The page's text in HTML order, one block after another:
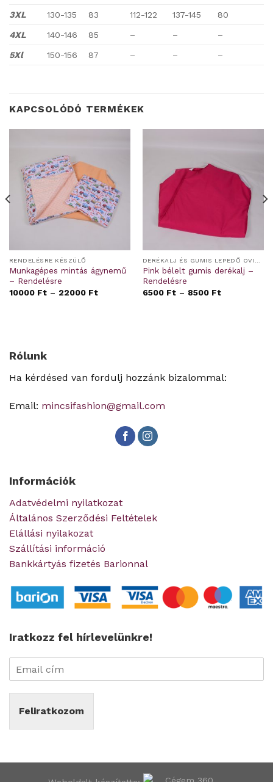
3XL 130-135 83 112-122 137-145 80
4XL 140-146 85 – – –
5Xl 150-156 87 – – –
KAPCSOLÓDÓ TERMÉKEK
RENDELÉSRE KÉSZÜLŐ
Munkagépes mintás ágynemű
– Rendelésre
10000 Ft– 22000 Ft
Pink bélelt gumis derékalj –
Rendelésre
6500 Ft– 8500 Ft
Rólunk
Ha kérdésed van fordulj hozzánk bizalommal:
Email: mincsifashion@gmail.com
Információk
Adatvédelmi nyilatkozat
Általános Szerződési Feltételek
Elállási nyilakozat
Szállítási információ
Bankkártyás fizetés Barionnal
Iratkozz fel hírlevelünkre!
Feliratkozom